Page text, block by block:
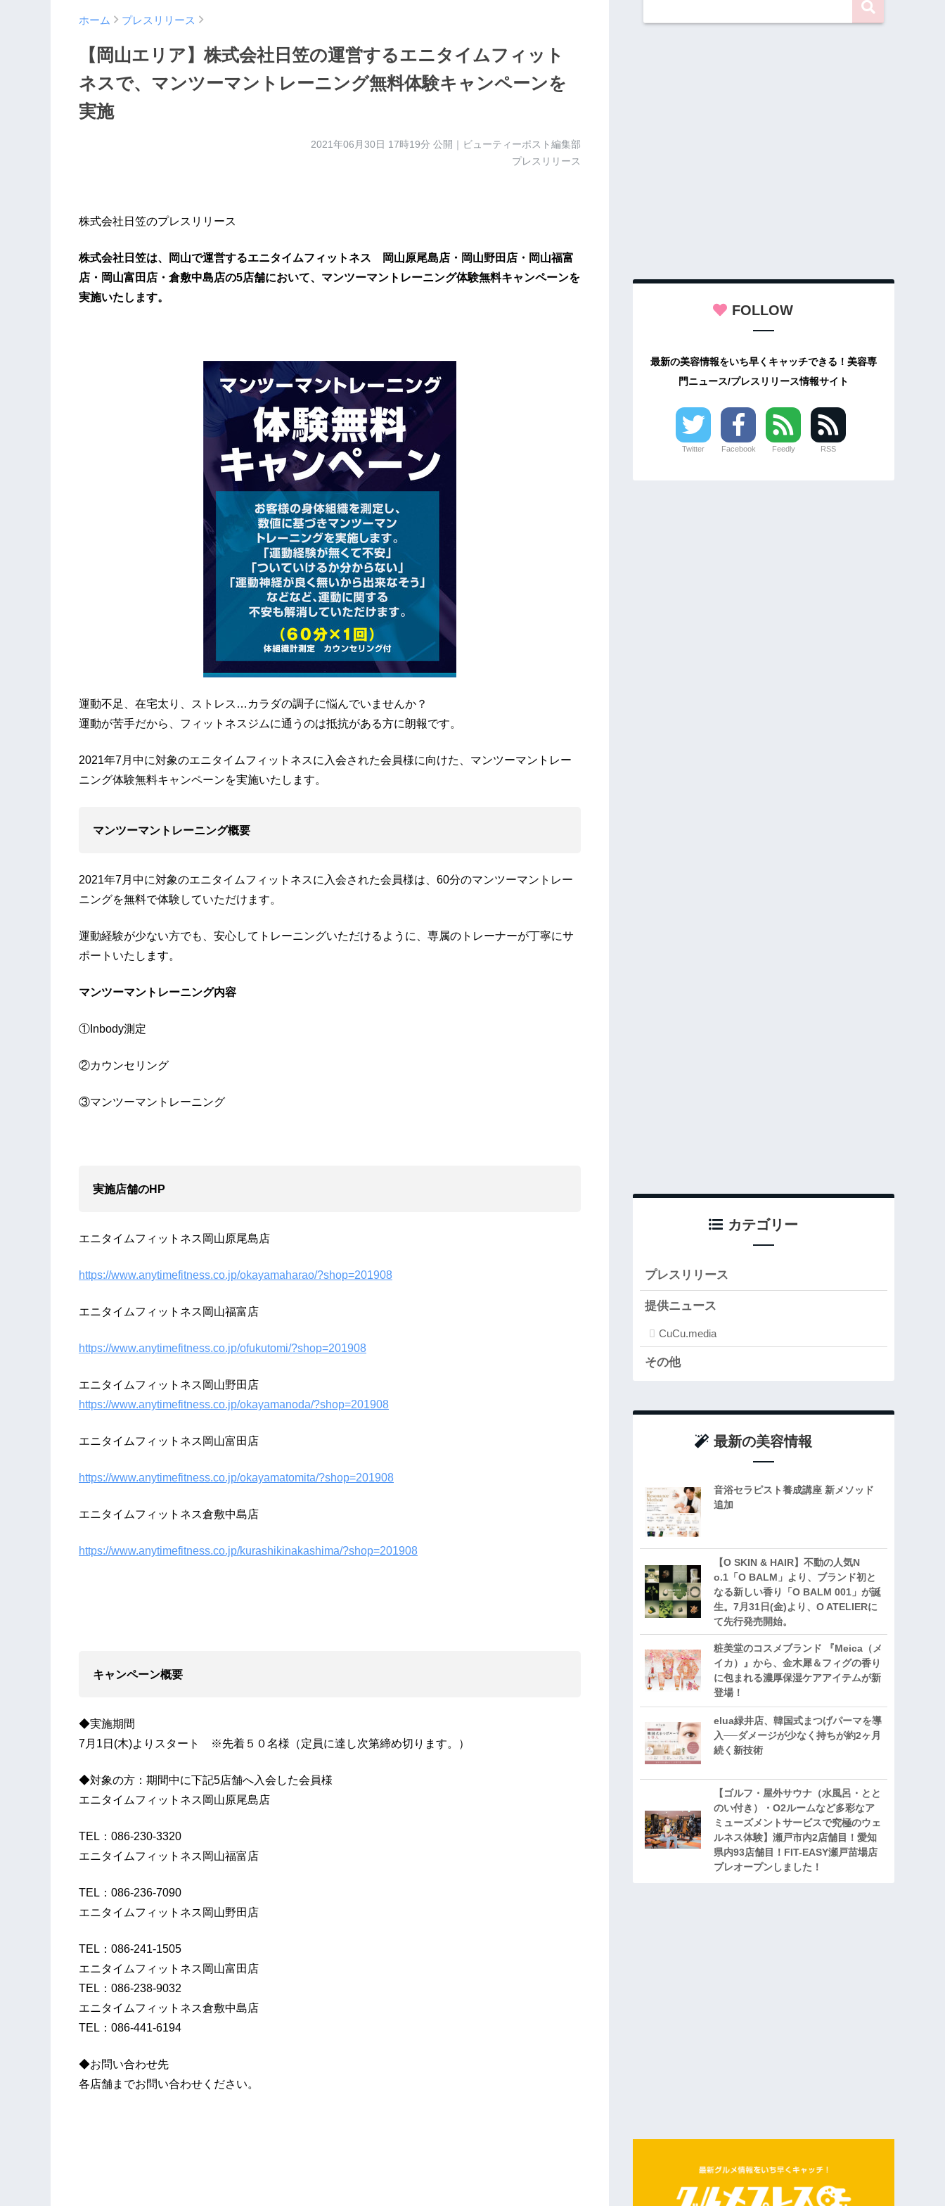
ホーム プレスリリース
【岡山エリア】株式会社日笠の運営するエニタイムフィット
ネスで、マンツーマントレーニング無料体験キャンペーンを
実施
2021年06月30日 17時19分 公開｜ビューティーポスト編集部
プレスリリース
株式会社日笠のプレスリリース
株式会社日笠は、岡山で運営するエニタイムフィットネス 岡山原尾島店・岡山野田店・岡山福富
店・岡山富田店・倉敷中島店の5店舗において、マンツーマントレーニング体験無料キャンペーンを
実施いたします。
運動不足、在宅太り、ストレス…カラダの調子に悩んでいませんか？
運動が苦手だから、フィットネスジムに通うのは抵抗がある方に朗報です。
2021年7月中に対象のエニタイムフィットネスに入会された会員様に向けた、マンツーマントレー
ニング体験無料キャンペーンを実施いたします。
マンツーマントレーニング概要
2021年7月中に対象のエニタイムフィットネスに入会された会員様は、60分のマンツーマントレー
ニングを無料で体験していただけます。
運動経験が少ない方でも、安心してトレーニングいただけるように、専属のトレーナーが丁寧にサ
ポートいたします。
マンツーマントレーニング内容
①Inbody測定
②カウンセリング
③マンツーマントレーニング
実施店舗のHP
エニタイムフィットネス岡山原尾島店
https://www.anytimefitness.co.jp/okayamaharao/?shop=201908
エニタイムフィットネス岡山福富店
https://www.anytimefitness.co.jp/ofukutomi/?shop=201908
エニタイムフィットネス岡山野田店
https://www.anytimefitness.co.jp/okayamanoda/?shop=201908
エニタイムフィットネス岡山富田店
https://www.anytimefitness.co.jp/okayamatomita/?shop=201908
エニタイムフィットネス倉敷中島店
https://www.anytimefitness.co.jp/kurashikinakashima/?shop=201908
キャンペーン概要
◆実施期間
7月1日(木)よりスタート ※先着５０名様（定員に達し次第締め切ります。）
◆対象の方：期間中に下記5店舗へ入会した会員様
エニタイムフィットネス岡山原尾島店
TEL：086-230-3320
エニタイムフィットネス岡山福富店
TEL：086-236-7090
エニタイムフィットネス岡山野田店
TEL：086-241-1505
エニタイムフィットネス岡山富田店
TEL：086-238-9032
エニタイムフィットネス倉敷中島店
TEL：086-441-6194
◆お問い合わせ先
各店舗までお問い合わせください。
FOLLOW
最新の美容情報をいち早くキャッチできる！美容専
門ニュース/プレスリリース情報サイト
Twitter Facebook Feedly RSS
カテゴリー
プレスリリース
提供ニュース
CuCu.media
その他
最新の美容情報
音浴セラピスト養成講座 新メソッド
追加
【O SKIN & HAIR】不動の人気N
o.1「O BALM」より、ブランド初と
なる新しい香り「O BALM 001」が誕
生。7月31日(金)より、O ATELIERに
て先行発売開始。
粧美堂のコスメブランド 『Meica（メ
イカ）』から、金木犀＆フィグの香り
に包まれる濃厚保湿ケアアイテムが新
登場！
elua緑井店、韓国式まつげパーマを導
入──ダメージが少なく持ちが約2ヶ月
続く新技術
【ゴルフ・屋外サウナ（水風呂・とと
のい付き）・O2ルームなど多彩なア
ミューズメントサービスで究極のウェ
ルネス体験】瀬戸市内2店舗目！愛知
県内93店舗目！FIT-EASY瀬戸苗場店
プレオープンしました！